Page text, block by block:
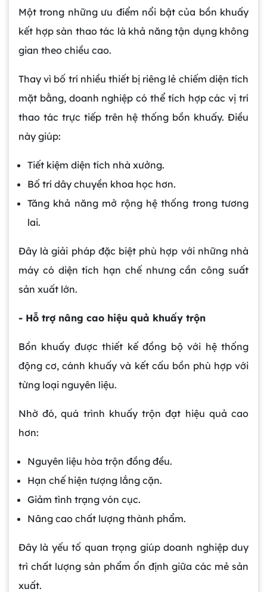
Một trong những ưu điểm nổi bật của bồn khuấy
kết hợp sàn thao tác là khả năng tận dụng không
gian theo chiều cao.
Thay vì bố trí nhiều thiết bị riêng lẻ chiếm diện tích
mặt bằng, doanh nghiệp có thể tích hợp các vị trí
thao tác trực tiếp trên hệ thống bồn khuấy. Điều
này giúp:
Tiết kiệm diện tích nhà xưởng.
Bố trí dây chuyền khoa học hơn.
Tăng khả năng mở rộng hệ thống trong tương
lai.
Đây là giải pháp đặc biệt phù hợp với những nhà
máy có diện tích hạn chế nhưng cần công suất
sản xuất lớn.
- Hỗ trợ nâng cao hiệu quả khuấy trộn
Bồn khuấy được thiết kế đồng bộ với hệ thống
động cơ, cánh khuấy và kết cấu bồn phù hợp với
từng loại nguyên liệu.
Nhờ đó, quá trình khuấy trộn đạt hiệu quả cao
hơn:
Nguyên liệu hòa trộn đồng đều.
Hạn chế hiện tượng lắng cặn.
Giảm tình trạng vón cục.
Nâng cao chất lượng thành phẩm.
Đây là yếu tố quan trọng giúp doanh nghiệp duy
trì chất lượng sản phẩm ổn định giữa các mẻ sản
xuất.